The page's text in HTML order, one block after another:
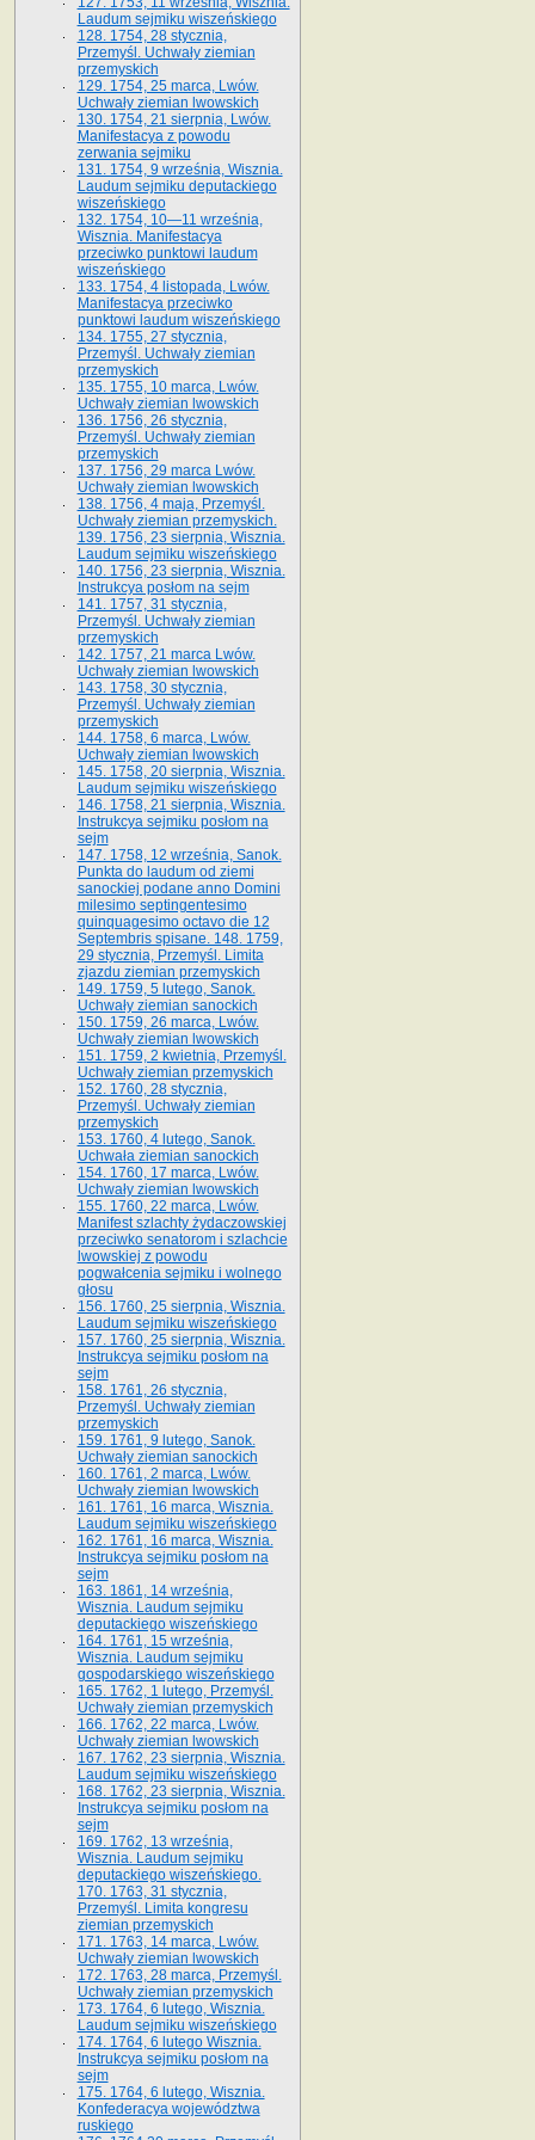
Laudum sejmiku wiszeńskiego
128. 1754, 28 stycznia,
Przemyśl. Uchwały ziemian
przemyskich
129. 1754, 25 marca, Lwów.
Uchwały ziemian lwowskich
130. 1754, 21 sierpnia, Lwów.
Manifestacya z powodu
zerwania sejmiku
131. 1754, 9 września, Wisznia.
Laudum sejmiku deputackiego
wiszeńskiego
132. 1754, 10—11 września,
Wisznia. Manifestacya
przeciwko punktowi laudum
wiszeńskiego
133. 1754, 4 listopada, Lwów.
Manifestacya przeciwko
punktowi laudum wiszeńskiego
134. 1755, 27 stycznia,
Przemyśl. Uchwały ziemian
przemyskich
135. 1755, 10 marca, Lwów.
Uchwały ziemian lwowskich
136. 1756, 26 stycznia,
Przemyśl. Uchwały ziemian
przemyskich
137. 1756, 29 marca Lwów.
Uchwały ziemian lwowskich
138. 1756, 4 maja, Przemyśl.
Uchwały ziemian przemyskich.
139. 1756, 23 sierpnia, Wisznia.
Laudum sejmiku wiszeńskiego
140. 1756, 23 sierpnia, Wisznia.
Instrukcya posłom na sejm
141. 1757, 31 stycznia,
Przemyśl. Uchwały ziemian
przemyskich
142. 1757, 21 marca Lwów.
Uchwały ziemian lwowskich
143. 1758, 30 stycznia,
Przemyśl. Uchwały ziemian
przemyskich
144. 1758, 6 marca, Lwów.
Uchwały ziemian lwowskich
145. 1758, 20 sierpnia, Wisznia.
Laudum sejmiku wiszeńskiego
146. 1758, 21 sierpnia, Wisznia.
Instrukcya sejmiku posłom na
sejm
147. 1758, 12 września, Sanok.
Punkta do laudum od ziemi
sanockiej podane anno Domini
milesimo septingentesimo
quinquagesimo octavo die 12
Septembris spisane. 148. 1759,
29 stycznia, Przemyśl. Limita
zjazdu ziemian przemyskich
149. 1759, 5 lutego, Sanok.
Uchwały ziemian sanockich
150. 1759, 26 marca, Lwów.
Uchwały ziemian lwowskich
151. 1759, 2 kwietnia, Przemyśl.
Uchwały ziemian przemyskich
152. 1760, 28 stycznia,
Przemyśl. Uchwały ziemian
przemyskich
153. 1760, 4 lutego, Sanok.
Uchwała ziemian sanockich
154. 1760, 17 marca, Lwów.
Uchwały ziemian lwowskich
155. 1760, 22 marca, Lwów.
Manifest szlachty żydaczowskiej
przeciwko senatorom i szlachcie
lwowskiej z po­wodu
pogwałcenia sejmiku i wolnego
głosu
156. 1760, 25 sierpnia, Wisznia.
Laudum sejmiku wiszeńskiego
157. 1760, 25 sierpnia, Wisznia.
Instrukcya sejmiku posłom na
sejm
158. 1761, 26 stycznia,
Przemyśl. Uchwały ziemian
przemyskich
159. 1761, 9 lutego, Sanok.
Uchwały ziemian sanockich
160. 1761, 2 marca, Lwów.
Uchwały ziemian lwowskich
161. 1761, 16 marca, Wisznia.
Laudum sejmiku wiszeńskiego
162. 1761, 16 marca, Wisznia.
Instrukcya sejmiku posłom na
sejm
163. 1861, 14 września,
Wisznia. Laudum sejmiku
deputackiego wiszeńskiego
164. 1761, 15 września,
Wisznia. Laudum sejmiku
gospodarskiego wiszeńskiego
165. 1762, 1 lutego, Przemyśl.
Uchwały ziemian przemyskich
166. 1762, 22 marca, Lwów.
Uchwały ziemian lwowskich
167. 1762, 23 sierpnia, Wisznia.
Laudum sejmiku wiszeńskiego
168. 1762, 23 sierpnia, Wisznia.
Instrukcya sejmiku posłom na
sejm
169. 1762, 13 września,
Wisznia. Laudum sejmiku
deputackiego wiszeńskiego.
170. 1763, 31 stycznia,
Przemyśl. Limita kongresu
ziemian przemyskich
171. 1763, 14 marca, Lwów.
Uchwały ziemian lwowskich
172. 1763, 28 marca, Przemyśl.
Uchwały ziemian przemyskich
173. 1764, 6 lutego, Wisznia.
Laudum sejmiku wiszeńskiego
174. 1764, 6 lutego Wisznia.
Instrukcya sejmiku posłom na
sejm
175. 1764, 6 lutego, Wisznia.
Konfederacya województwa
ruskiego